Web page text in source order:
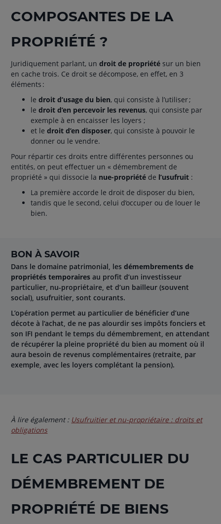
COMPOSANTES DE LA
PROPRIÉTÉ ?
Juridiquement parlant, undroit de propriété sur un bien
en cache trois. Ce droit se décompose, en effet, en 3
éléments :
le droit d’usage du bien, qui consiste à l’utiliser ;
ledroit d’en percevoir les revenus, qui consiste par
exemple à en encaisser les loyers ;
et ledroit d’en disposer, qui consiste à pouvoir le
donner ou le vendre.
Pour répartir ces droits entre différentes personnes ou
entités, on peut effectuer un « démembrement de
propriété » qui dissocie la nue-propriété de l’usufruit :
La première accorde le droit de disposer du bien,
tandis que le second, celui d’occuper ou de louer le
bien.
BON À SAVOIR
Dans le domaine patrimonial, lesdémembrements de
propriétés temporaires au profit d’un investisseur
particulier, nu-propriétaire, et d’un bailleur (souvent
social), usufruitier, sont courants.
L’opération permet au particulier de bénéficier d’une
décote à l’achat, de ne pas alourdir ses impôts fonciers et
son IFI pendant le temps du démembrement, en attendant
de récupérer la pleine propriété du bien au moment où il
aura besoin de revenus complémentaires (retraite, par
exemple, avec les loyers complétant la pension).
À lire également : Usufruitier et nu-propriétaire : droits et
obligations
LE CAS PARTICULIER DU
DÉMEMBREMENT DE
PROPRIÉTÉ DE BIENS